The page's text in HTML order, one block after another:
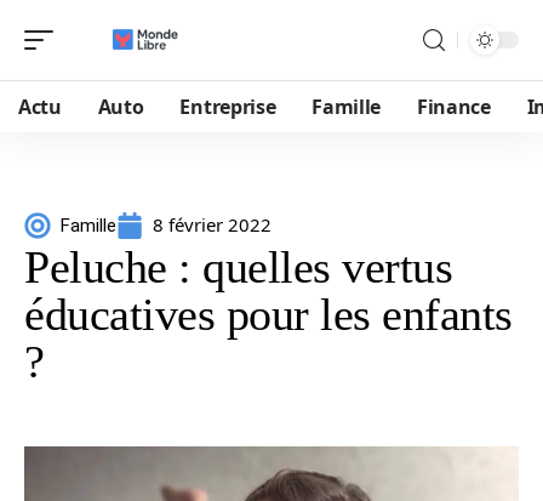
Actu Auto Entreprise Famille Finance
Famille 8 février 2022
Peluche : quelles vertus
éducatives pour les enfants
?